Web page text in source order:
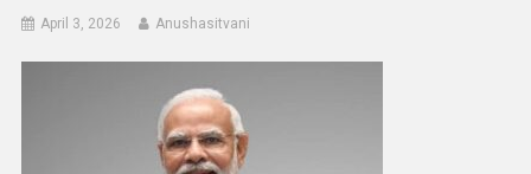
April 3, 2026 Anushasitvani